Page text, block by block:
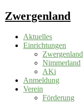
Zum
Inhalt
Zwergenland
Aktuelles
Einrichtungen
Zwergenland
Nimmerland
AKi
Anmeldung
Verein
Förderung